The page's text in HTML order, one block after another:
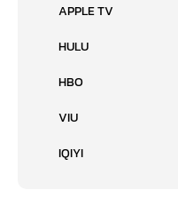
APPLE TV
HULU
HBO
VIU
IQIYI